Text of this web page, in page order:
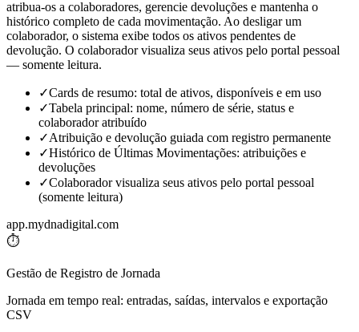
atribua-os a colaboradores, gerencie devoluções e mantenha o
histórico completo de cada movimentação. Ao desligar um
colaborador, o sistema exibe todos os ativos pendentes de
devolução. O colaborador visualiza seus ativos pelo portal pessoal
— somente leitura.
✓Cards de resumo: total de ativos, disponíveis e em uso
✓Tabela principal: nome, número de série, status e
colaborador atribuído
✓Atribuição e devolução guiada com registro permanente
✓Histórico de Últimas Movimentações: atribuições e
devoluções
✓Colaborador visualiza seus ativos pelo portal pessoal
(somente leitura)
app.mydnadigital.com
⏱️
Gestão de Registro de Jornada
Jornada em tempo real: entradas, saídas, intervalos e exportação
CSV